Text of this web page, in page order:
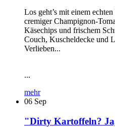
Los geht’s mit einem
cremiger Champignon-
Käsechips und frischem
Couch, Kuscheldecke und
Verlieben...
...
mehr
06 Sep
"Dirty Kartoffeln?